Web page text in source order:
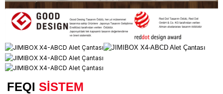
FEQI SİSTEM